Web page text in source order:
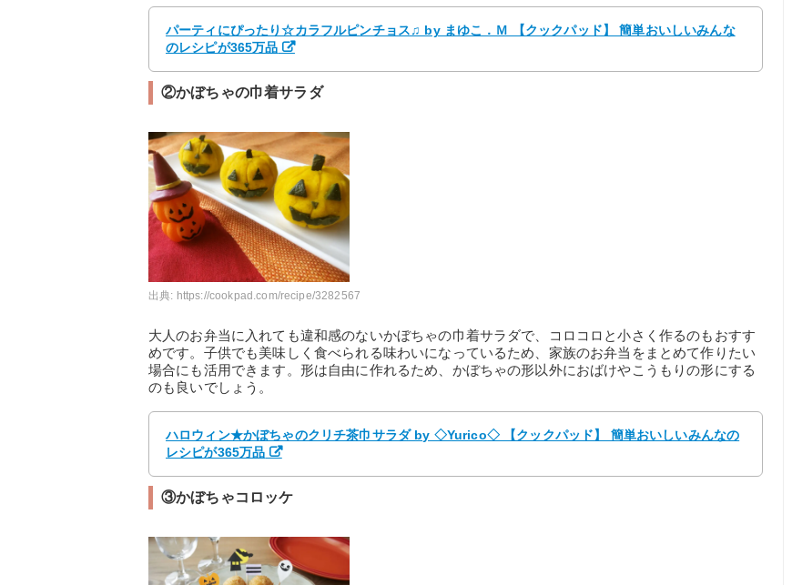
パーティにぴったり☆カラフルピンチョス♫ by まゆこ．Ｍ 【クックパッド】 簡単おいしいみんな
のレシピが365万品
②かぼちゃの巾着サラダ
出典: https://cookpad.com/recipe/3282567
大人のお弁当に入れても違和感のないかぼちゃの巾着サラダで、コロコロと小さく作るのもおすす
めです。子供でも美味しく食べられる味わいになっているため、家族のお弁当をまとめて作りたい
場合にも活用できます。形は自由に作れるため、かぼちゃの形以外におばけやこうもりの形にする
のも良いでしょう。
ハロウィン★かぼちゃのクリチ茶巾サラダ by ◇Yurico◇ 【クックパッド】 簡単おいしいみんなの
レシピが365万品
③かぼちゃコロッケ